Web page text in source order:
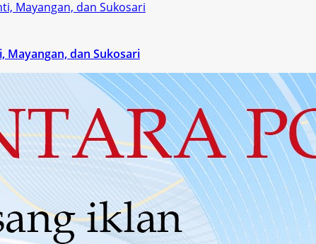
Mayangan, dan Sukosari